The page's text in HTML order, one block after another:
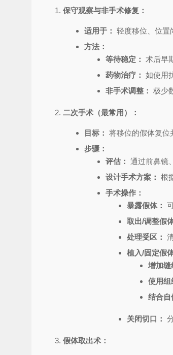
保守观察与非手术修复：
适用于： 轻度移位、位置
方法：
等待稳定： 术后早
药物治疗： 如使用
非手术调整： 极少
二次手术（最常用）：
目标： 将移位的假体复位
步骤：
评估： 通过前鼻镜
设计手术方案： 根
手术操作：
暴露假体：
取出/调整假
处理受区：
植入/固定假
增加缝
使用组
结合自
关闭切口：
假体取出术：